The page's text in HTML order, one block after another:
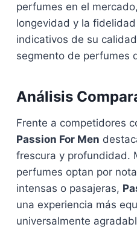
perfumes en el
longevidad y la
indicativos de su
segmento de perfumes
Análisis
Frente a competidores
Passion For Men
frescura y profundidad.
perfumes optan por
intensas o pasajeras,
una experiencia más
universalmente